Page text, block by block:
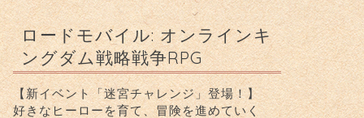
ロードモバイル: オンラインキ
ングダム戦略戦争RPG
【新イベント「迷宮チャレンジ」登場！】
好きなヒーローを育て、冒険を進めていく